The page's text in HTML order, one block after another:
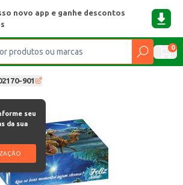
novo app e ganhe descontos
0
901
seu
da sua